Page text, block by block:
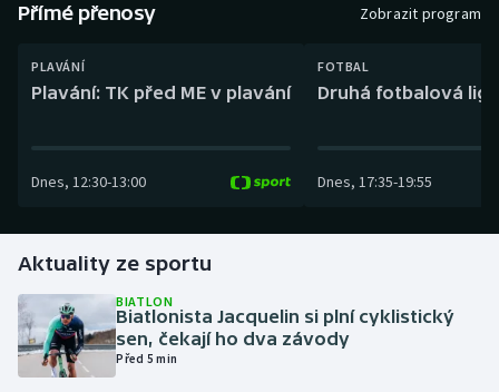
Boby a skeleton
Box
Dostihy
Florbal
Golf
AZ kvíz
Přímé přenosy Zobrazit program
PLAVÁNÍ
Plavání: TK před ME v plavání
Dnes, 12:30-13:00
FOTBAL
Druhá fotbalová
Dnes, 17:35-19:55
Aktuality ze sportu
BIATLON
Biatlonista Jacquelin si plní cyklistický
sen, čekají ho dva závody
Před 5 min